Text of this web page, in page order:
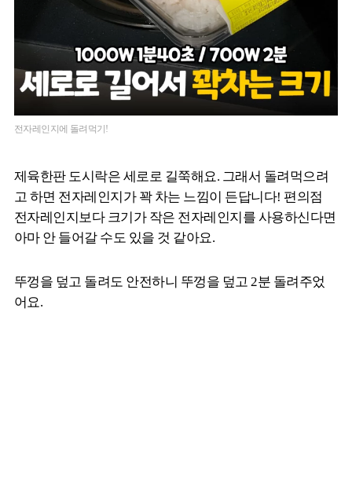
전자레인지에 돌려먹기!
제육한판 도시락은 세로로 길쭉해요. 그래서 돌려먹으려
고 하면 전자레인지가 꽉 차는 느낌이 든답니다! 편의점
전자레인지보다 크기가 작은 전자레인지를 사용하신다면
아마 안 들어갈 수도 있을 것 같아요.
뚜껑을 덮고 돌려도 안전하니 뚜껑을 덮고 2분 돌려주었
어요.